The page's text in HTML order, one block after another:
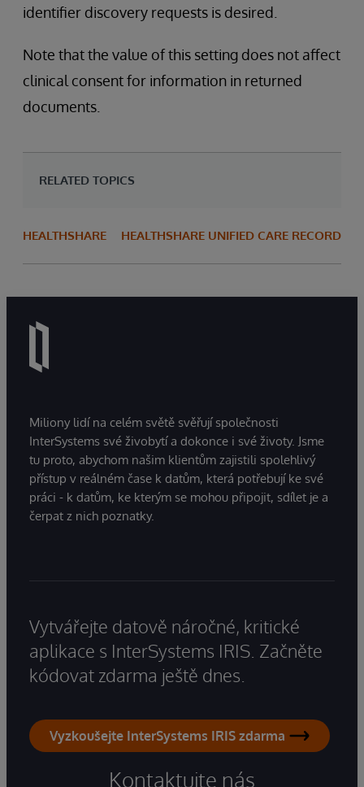
identifier discovery requests is desired.
Note that the value of this setting does not affect
clinical consent for information in returned
documents.
RELATED TOPICS
HEALTHSHARE HEALTHSHARE UNIFIED CARE RECORD
Miliony lidí na celém světě svěřují společnosti
InterSystems své živobytí a dokonce i své životy. Jsme
tu proto, abychom našim klientům zajistili spolehlivý
přístup v reálném čase k datům, která potřebují ke své
práci - k datům, ke kterým se mohou připojit, sdílet je a
čerpat z nich poznatky.
Vytvářejte datově náročné, kritické
aplikace s InterSystems IRIS. Začněte
kódovat zdarma ještě dnes.
Vyzkoušejte InterSystems IRIS zdarma
Kontaktujte nás